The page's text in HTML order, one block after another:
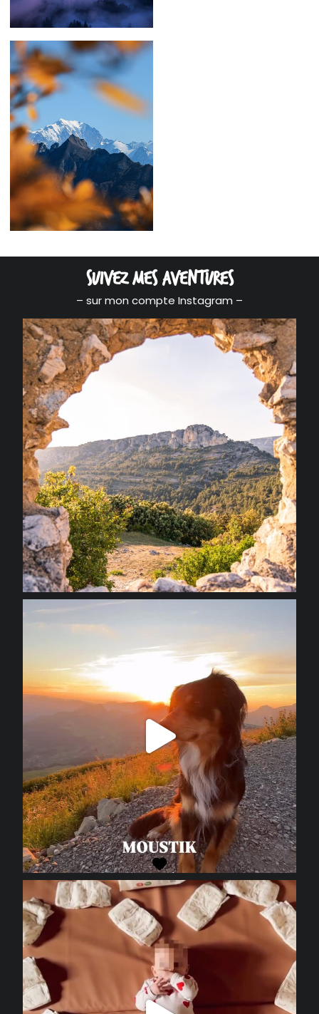
69,00€–129,00
Suivez mes aventures
– sur mon compte Instagram –